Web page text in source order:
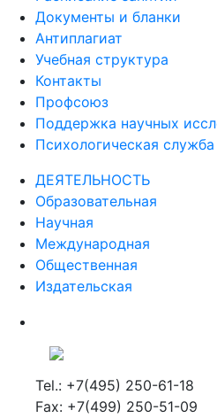
Документы и бланки
Антиплагиат
Учебная структура
Контакты
Профсоюз
Поддержка научных
Психологическая служба
ДЕЯТЕЛЬНОСТЬ
Образовательная
Научная
Международная
Общественная
Издательская
Tel.: +7(495) 250-61-18
Fax: +7(499) 250-51-09